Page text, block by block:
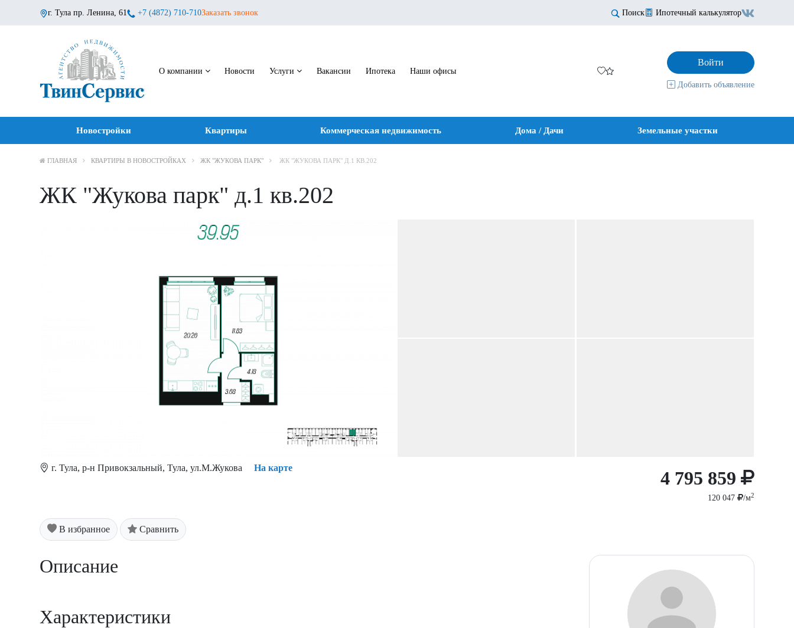
г. Тула пр. Ленина, 61 +7 (4872) 710-710Заказать звонок Поиск Ипотечный калькулятор
О компании Новости Услуги Вакансии Ипотека Наши офисы
Войти
Добавить объявление
Новостройки Квартиры Коммерческая недвижимость Дома / Дачи Земельные участки
ГЛАВНАЯ КВАРТИРЫ В НОВОСТРОЙКАХ ЖК "ЖУКОВА ПАРК" ЖК "ЖУКОВА ПАРК" Д.1 КВ.202
ЖК "Жукова парк" д.1 кв.202
г. Тула, р-н Привокзальный, Тула, ул.М.Жукова На карте 4 795 859
120 047 /м2
В избранное Сравнить
Описание
Характеристики